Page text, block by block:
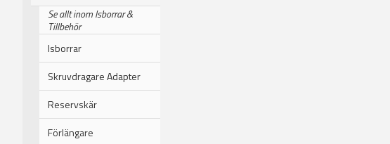
Se allt inom Isborrar &
Tillbehör
Isborrar
Skruvdragare Adapter
Reservskär
Förlängare